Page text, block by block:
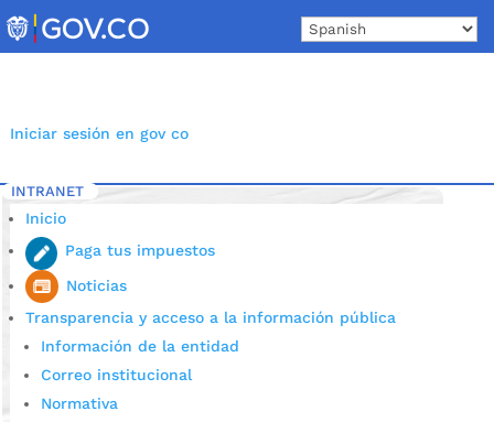
to
content
Iniciar sesión en gov co
INTRANET
Inicio
Paga tus impuestos
Noticias
Transparencia y acceso a la información pública
Información de la entidad
Correo institucional
Normativa
Inicio 5 Etiqueta: Regreso a clases Bucaramanga